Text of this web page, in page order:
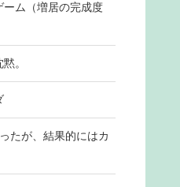
ーム（増居の完成度
。
たが、結果的にはカ